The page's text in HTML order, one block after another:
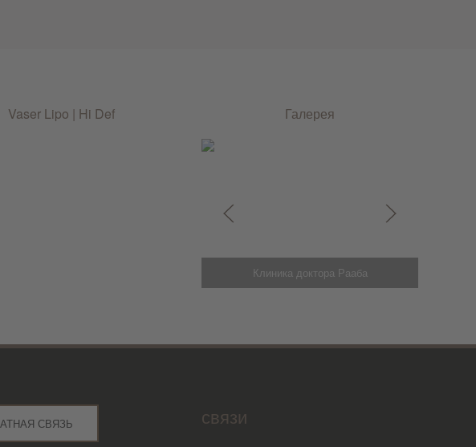
Vaser Lipo | Hi Def Галерея
Клиника доктора Рааба
СВЯЗЬ связи